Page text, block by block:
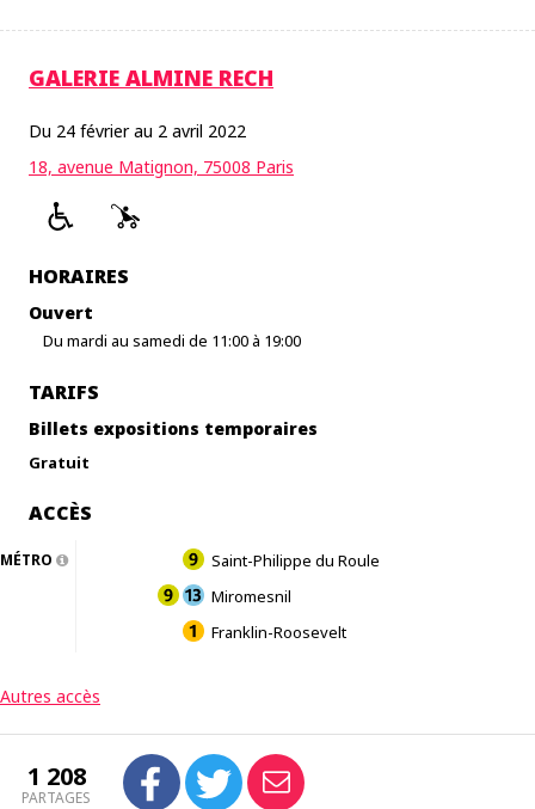
GALERIE ALMINE RECH
Du 24 février au 2 avril 2022
18, avenue Matignon, 75008 Paris
HORAIRES
Ouvert
Du mardi au samedi de 11:00 à 19:00
TARIFS
Billets expositions temporaires
Gratuit
ACCÈS
MÉTRO
Saint-Philippe du Roule
Miromesnil
Franklin-Roosevelt
Autres accès
1 208
PARTAGES